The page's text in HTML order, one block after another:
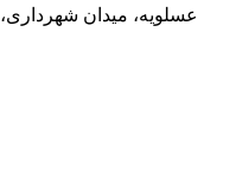
عسلویه، میدان شهرداری،